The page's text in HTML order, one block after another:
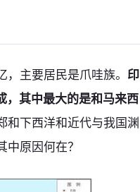
主要居民是爪哇族。 印
，其中最大的是和马来西
和下西洋和近代与我国渊
原因何在？